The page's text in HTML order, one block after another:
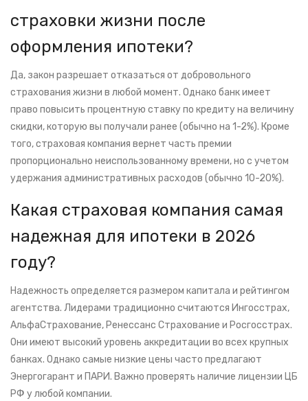
страховки жизни после
оформления ипотеки?
Да, закон разрешает отказаться от добровольного
страхования жизни в любой момент. Однако банк имеет
право повысить процентную ставку по кредиту на величину
скидки, которую вы получали ранее (обычно на 1-2%). Кроме
того, страховая компания вернет часть премии
пропорционально неиспользованному времени, но с учетом
удержания административных расходов (обычно 10-20%).
Какая страховая компания самая
надежная для ипотеки в 2026
году?
Надежность определяется размером капитала и рейтингом
агентства. Лидерами традиционно считаются Ингосстрах,
АльфаСтрахование, Ренессанс Страхование и Росгосстрах.
Они имеют высокий уровень аккредитации во всех крупных
банках. Однако самые низкие цены часто предлагают
Энергогарант и ПАРИ. Важно проверять наличие лицензии ЦБ
РФ у любой компании.